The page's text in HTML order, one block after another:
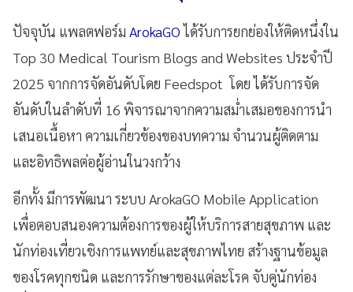
ปัจจุบัน แพลตฟอร์ม ArokaGOได้รับการยกย่องให้ติดหนึ่งใน
Top 30 Medical Tourism Blogs and Websites ประจำปี
2025 จากการจัดอันดับโดย Feedspot โดย ได้รับการจัด
อันดับในลำดับที่ 16 พิจารณาจากความสม่ำเสมอของการนำ
เสนอเนื้อหา ความเกี่ยวข้องของบทความ จำนวนผู้ติดตาม
และอิทธิพลต่อผู้อ่านในวงกว้าง
อีกทั้ง มีการพัฒนา ระบบ ArokaGO Mobile Application
เพื่อตอบสนองความต้องการของผู้ให้บริการสายสุขภาพ และ
นักท่องเที่ยวเชิงการแพทย์และสุขภาพไทย สร้างฐานข้อมูล
ของโรคทุกชนิด และการรักษาของแต่ละโรค จับคู่นักท่อง